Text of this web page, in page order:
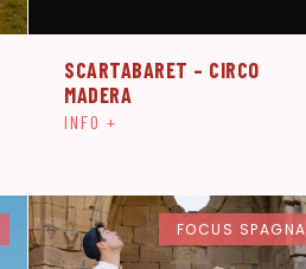
SCARTABARET – CIRCO
MADERA
INFO +
FOCUS SPAGNA